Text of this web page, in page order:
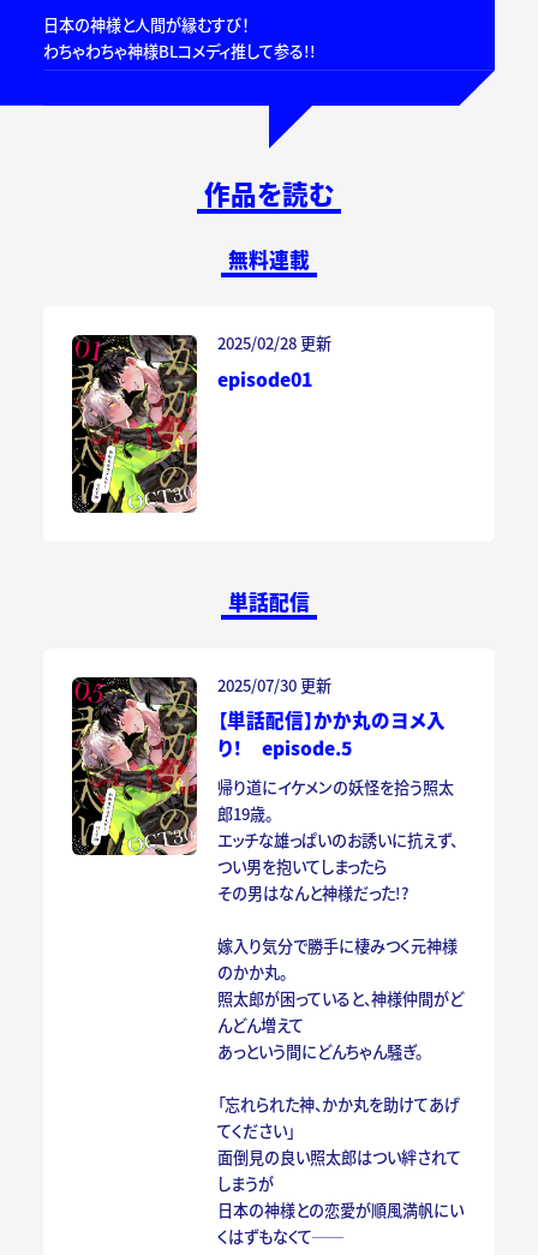
日本の神様と人間が縁むすび！
わちゃわちゃ神様BLコメディ推して参る!!
作品を読む
無料連載
2025/02/28 更新
episode01
単話配信
2025/07/30 更新
【単話配信】かか丸のヨメ入
り！ episode.5
帰り道にイケメンの妖怪を拾う照太
郎19歳。
エッチな雄っぱいのお誘いに抗えず、
つい男を抱いてしまったら
その男はなんと神様だった!?
嫁入り気分で勝手に棲みつく元神様
のかか丸。
照太郎が困っていると、神様仲間がど
んどん増えて
あっという間にどんちゃん騒ぎ。
「忘れられた神、かか丸を助けてあげ
てください」
面倒見の良い照太郎はつい絆されて
しまうが
日本の神様との恋愛が順風満帆にい
くはずもなくて──